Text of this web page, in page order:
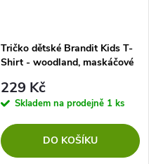
Tričko dětské Brandit Kids T-
Shirt - woodland, maskáčové
229 Kč
Skladem na prodejně 1 ks
DO KOŠÍKU